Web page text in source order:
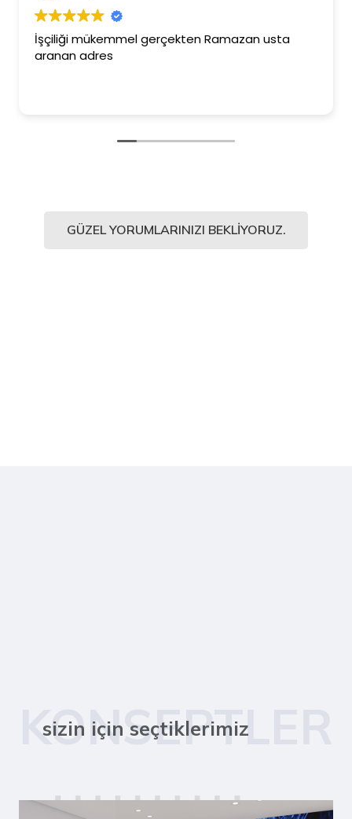
İşçiliği mükemmel gerçekten Ramazan usta
aranan adres
GÜZEL YORUMLARINIZI BEKLIYORUZ.
KONSEPTLER
sizin için seçtiklerimiz